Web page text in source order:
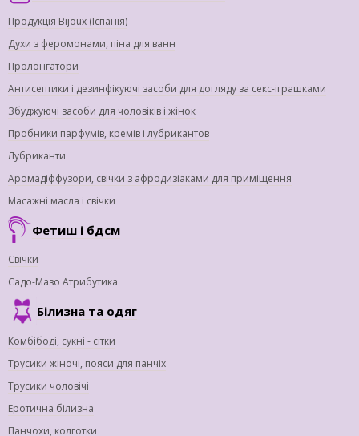
Продукція Bijoux (Іспанія)
Духи з феромонами, піна для ванн
Пролонгатори
Антисептики і дезинфікуючі засоби для догляду за секс-іграшками
Збуджуючі засоби для чоловіків і жінок
Пробники парфумів, кремів і лубрикантов
Лубриканти
Аромадіффузори, свічки з афродизіаками для приміщення
Масажні масла і свічки
Фетиш і бдсм
Свічки
Садо-Мазо Атрибутика
Білизна та одяг
Комбібоді, сукні - сітки
Трусики жіночі, пояси для панчіх
Трусики чоловічі
Еротична білизна
Панчохи, колготки